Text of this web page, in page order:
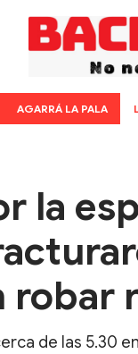
AGARRÁ LA PALA
la
robar
de las 5.30